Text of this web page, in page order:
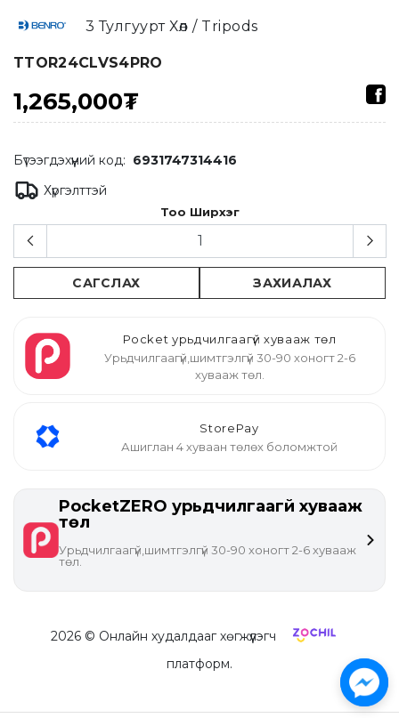
3 Тулгуурт Хөл / Tripods
TTOR24CLVS4PRO
1,265,000₮
Бүтээгдэхүүний код: 6931747314416
Хүргэлттэй
Тоо Ширхэг
САГСЛАХ ЗАХИАЛАХ
Pocket урьдчилгаагүй хувааж төл
Урьдчилгаагүй,шимтгэлгүй 30-90 хоногт 2-6
хувааж төл.
StorePay
Ашиглан 4 хуваан төлөх боломжтой
PocketZERO урьдчилгаагүй хувааж
төл
Урьдчилгаагүй,шимтгэлгүй 30-90 хоногт 2-6 хувааж
төл.
2026© Онлайн худалдааг хөгжүүлэгч
платформ.